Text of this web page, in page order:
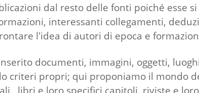
dal resto delle fonti poiché esse
interessanti collegamenti,
l'idea di autori di epoca e
documenti, immagini, oggetti,
propri; qui proponiamo il mondo
libri e loro specifici capitoli, riviste e